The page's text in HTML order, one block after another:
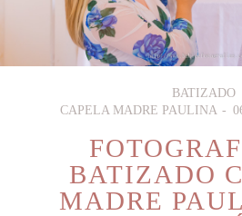
BATIZADO
CAPELA MADRE PAULINA
BATIZADO
MADRE